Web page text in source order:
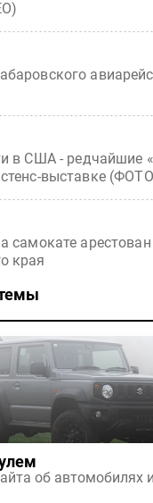
в США - редчайшие
выставке
самокате
края
об автомобилях